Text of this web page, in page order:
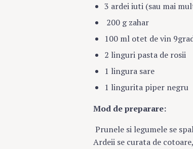
3 ardei iuti (sau mai
200 g zahar
100 ml otet de vin
2 linguri pasta de rosii
1 lingura sare
1 lingurita piper negru
Mod de preparare:
Prunele si legumele se
Ardeii se curata de